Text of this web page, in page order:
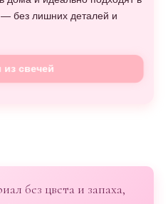
— без лишних деталей и
свечей
без цвета и запаха,